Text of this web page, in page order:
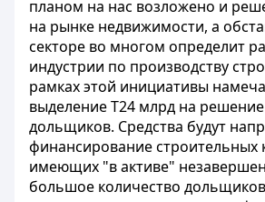
планом на нас возложено и
на рынке недвижимости, а
секторе во многом определит
индустрии по производству
рамках этой инициативы
выделение Т24 млрд на
дольщиков. Средства будут
финансирование строительных
имеющих "в активе"
большое количество